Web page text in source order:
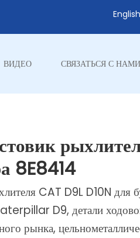
English
ВИДЕО СВЯЗАТЬСЯ С НАМИ
8E8414
CAT D9L D10N для
D9, детали
рынка,